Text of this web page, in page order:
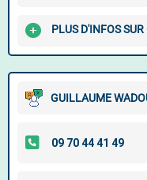
PLUS D'INFOS
GUILLAUME